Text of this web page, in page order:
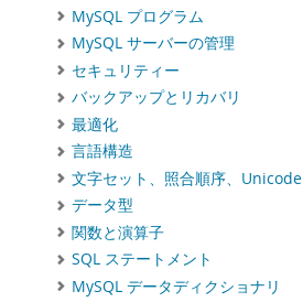
MySQL プログラム
MySQL サーバーの管理
セキュリティー
バックアップとリカバリ
最適化
言語構造
文字セット、照合順序、Unicode
データ型
関数と演算子
SQL ステートメント
MySQL データディクショナリ